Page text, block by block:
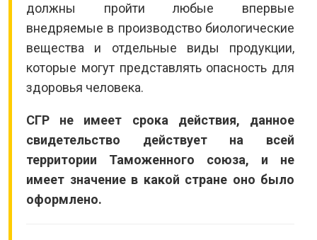
должны пройти любые впервые
внедряемые в производство биологические
вещества и отдельные виды продукции,
которые могут представлять опасность для
здоровья человека.
СГР не имеет срока действия, данное
свидетельство действует на всей
территории Таможенного союза, и не
имеет значение в какой стране оно было
оформлено.